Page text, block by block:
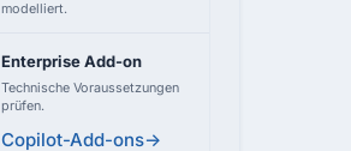
modelliert.
Enterprise Add-on
Technische Voraussetzungen
prüfen.
Copilot-Add-ons→